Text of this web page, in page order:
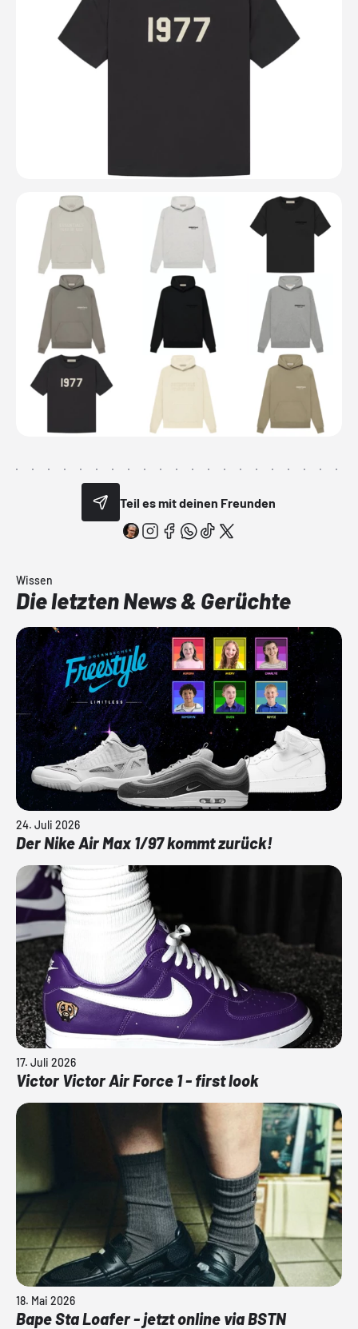
Teil es mit deinen Freunden
Wissen
Die letzten News & Gerüchte
24. Juli 2026
Der Nike Air Max 1/97 kommt zurück!
17. Juli 2026
Victor Victor Air Force 1 - first look
18. Mai 2026
Bape Sta Loafer - jetzt online via BSTN